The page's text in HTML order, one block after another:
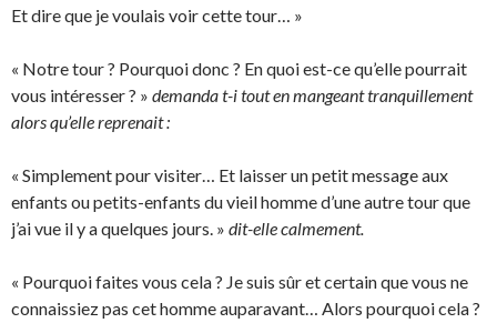
Et dire que je voulais voir cette tour… »
« Notre tour ? Pourquoi donc ? En quoi est-ce qu’elle pourrait
vous intéresser ? » demanda t-i tout en mangeant tranquillement
alors qu’elle reprenait :
« Simplement pour visiter… Et laisser un petit message aux
enfants ou petits-enfants du vieil homme d’une autre tour que
j’ai vue il y a quelques jours. » dit-elle calmement.
« Pourquoi faites vous cela ? Je suis sûr et certain que vous ne
connaissiez pas cet homme auparavant… Alors pourquoi cela ?